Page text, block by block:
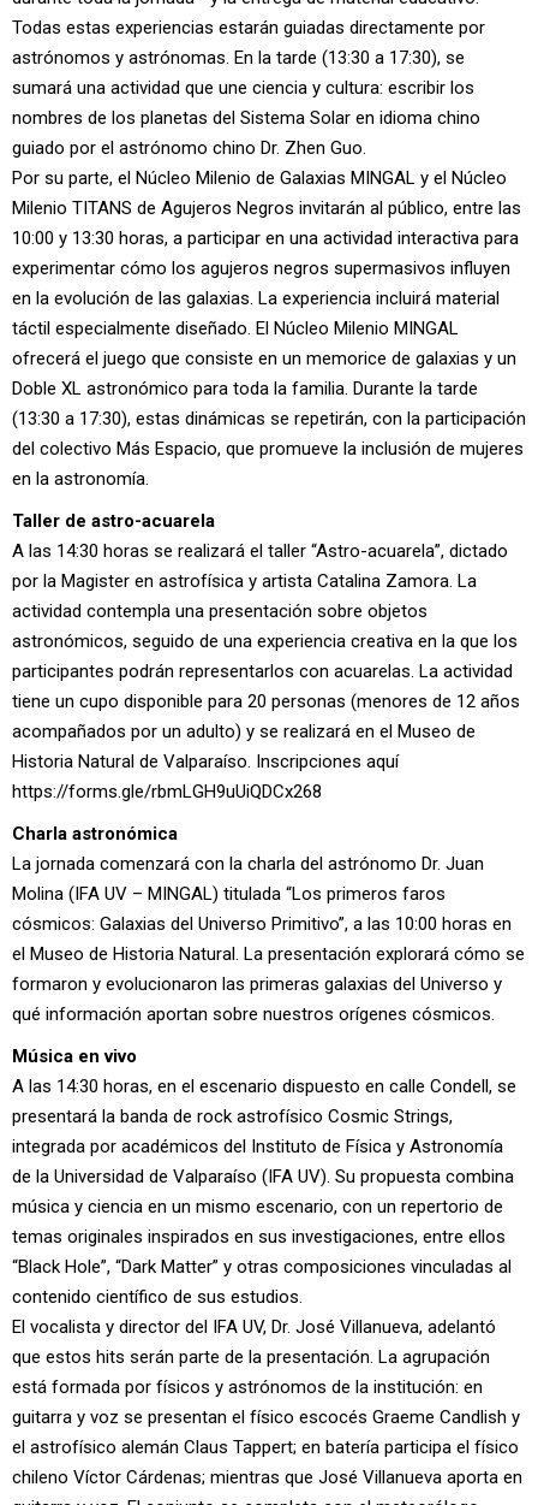
Todas estas experiencias estarán guiadas directamente por
astrónomos y astrónomas. En la tarde (13:30 a 17:30), se
sumará una actividad que une ciencia y cultura: escribir los
nombres de los planetas del Sistema Solar en idioma chino
guiado por el astrónomo chino Dr. Zhen Guo.
Por su parte, el Núcleo Milenio de Galaxias MINGAL y el Núcleo
Milenio TITANS de Agujeros Negros invitarán al público, entre las
10:00 y 13:30 horas, a participar en una actividad interactiva para
experimentar cómo los agujeros negros supermasivos influyen
en la evolución de las galaxias. La experiencia incluirá material
táctil especialmente diseñado. El Núcleo Milenio MINGAL
ofrecerá el juego que consiste en un memorice de galaxias y un
Doble XL astronómico para toda la familia. Durante la tarde
(13:30 a 17:30), estas dinámicas se repetirán, con la participación
del colectivo Más Espacio, que promueve la inclusión de mujeres
en la astronomía.
Taller de astro-acuarela
A las 14:30 horas se realizará el taller “Astro-acuarela”, dictado
por la Magister en astrofísica y artista Catalina Zamora. La
actividad contempla una presentación sobre objetos
astronómicos, seguido de una experiencia creativa en la que los
participantes podrán representarlos con acuarelas. La actividad
tiene un cupo disponible para 20 personas (menores de 12 años
acompañados por un adulto) y se realizará en el Museo de
Historia Natural de Valparaíso. Inscripciones aquí
https://forms.gle/rbmLGH9uUiQDCx268
Charla astronómica
La jornada comenzará con la charla del astrónomo Dr. Juan
Molina (IFA UV – MINGAL) titulada “Los primeros faros
cósmicos: Galaxias del Universo Primitivo”, a las 10:00 horas en
el Museo de Historia Natural. La presentación explorará cómo se
formaron y evolucionaron las primeras galaxias del Universo y
qué información aportan sobre nuestros orígenes cósmicos.
Música en vivo
A las 14:30 horas, en el escenario dispuesto en calle Condell, se
presentará la banda de rock astrofísico Cosmic Strings,
integrada por académicos del Instituto de Física y Astronomía
de la Universidad de Valparaíso (IFA UV). Su propuesta combina
música y ciencia en un mismo escenario, con un repertorio de
temas originales inspirados en sus investigaciones, entre ellos
“Black Hole”, “Dark Matter” y otras composiciones vinculadas al
contenido científico de sus estudios.
El vocalista y director del IFA UV, Dr. José Villanueva, adelantó
que estos hits serán parte de la presentación. La agrupación
está formada por físicos y astrónomos de la institución: en
guitarra y voz se presentan el físico escocés Graeme Candlish y
el astrofísico alemán Claus Tappert; en batería participa el físico
chileno Víctor Cárdenas; mientras que José Villanueva aporta en